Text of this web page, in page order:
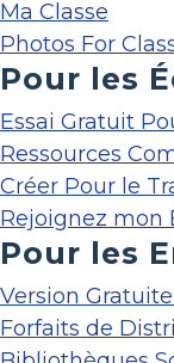
Ma Classe
Photos For
Pour les
Essai Gratuit
Ressources
Créer Pour le
Rejoignez mon
Pour les
Version
Forfaits de